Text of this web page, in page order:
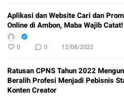
Aplikasi dan Website Cari dan
Online di Ambon, Maba Wajib Catat!
0 0 12/08/2022
Ratusan CPNS Tahun 2022
Beralih Profesi Menjadi Pebisnis Startup dan
Konten Creator